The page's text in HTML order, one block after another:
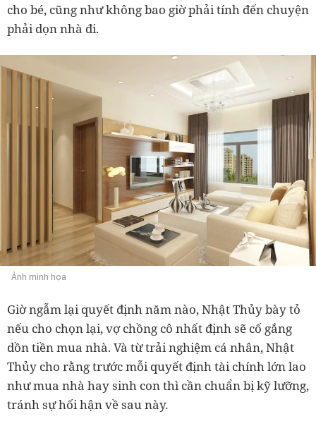
cho bé, cũng như không bao giờ phải tính đến chuyện
phải dọn nhà đi.
Ảnh minh họa
Giờ ngẫm lại quyết định năm nào, Nhật Thủy bày tỏ
nếu cho chọn lại, vợ chồng cô nhất định sẽ cố gắng
dồn tiền mua nhà. Và từ trải nghiệm cá nhân, Nhật
Thủy cho rằng trước mỗi quyết định tài chính lớn lao
như mua nhà hay sinh con thì cần chuẩn bị kỹ lưỡng,
tránh sự hối hận về sau này.